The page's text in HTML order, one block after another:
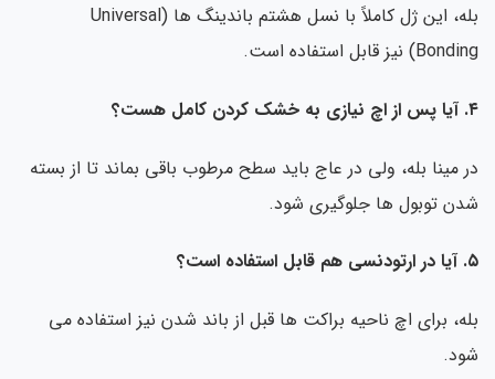
بله، این ژل کاملاً با نسل هشتم باندینگ ها (Universal
Bonding) نیز قابل استفاده است.
۴. آیا پس از اچ نیازی به خشک کردن کامل هست؟
در مینا بله، ولی در عاج باید سطح مرطوب باقی بماند تا از بسته
شدن توبول ها جلوگیری شود.
۵. آیا در ارتودنسی هم قابل استفاده است؟
بله، برای اچ ناحیه براکت ها قبل از باند شدن نیز استفاده می
شود.